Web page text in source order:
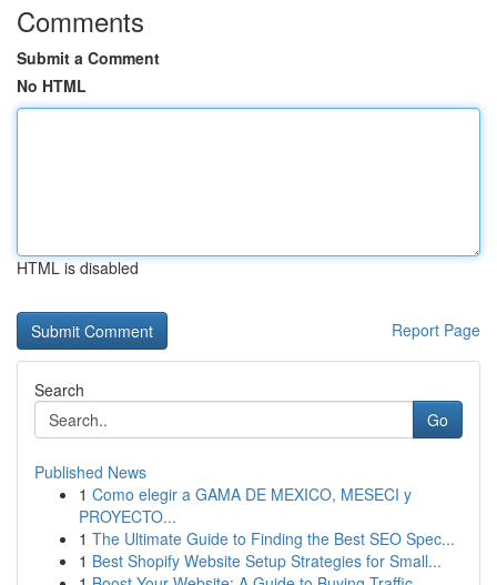
Comments
Submit a Comment
No HTML
HTML is disabled
Report Page
Search
Go
Published News
1 Como elegir a GAMA DE MEXICO, MESECI y
PROYECTO...
1 The Ultimate Guide to Finding the Best SEO Spec...
1 Best Shopify Website Setup Strategies for Small...